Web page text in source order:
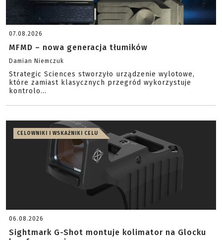
07.08.2026
MFMD – nowa generacja tłumików
Damian Niemczuk
Strategic Sciences stworzyło urządzenie wylotowe,
które zamiast klasycznych przegród wykorzystuje
kontrolo...
CELOWNIKI I WSKAŹNIKI CELU
06.08.2026
Sightmark G-Shot montuje kolimator na Glocku